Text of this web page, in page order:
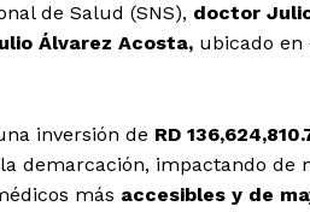
de Salud (SNS), doctor
Álvarez Acosta, ubicado en
inversión de RD
demarcación, impactando de
más accesibles y de